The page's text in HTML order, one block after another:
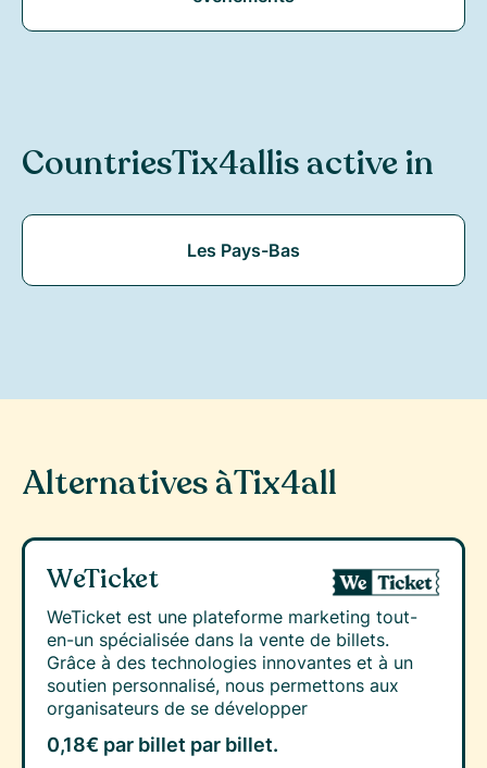
CountriesTix4allis active in
Les Pays-Bas
Alternatives àTix4all
WeTicket
WeTicket est une plateforme marketing tout-
en-un spécialisée dans la vente de billets.
Grâce à des technologies innovantes et à un
soutien personnalisé, nous permettons aux
organisateurs de se développer
0,18€ par billet par billet.